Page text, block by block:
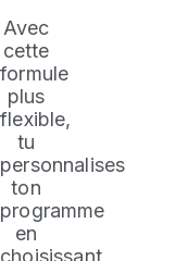
Avec
cette
formule
plus
flexible,
tu
personnalises
ton
programme
en
choisissant